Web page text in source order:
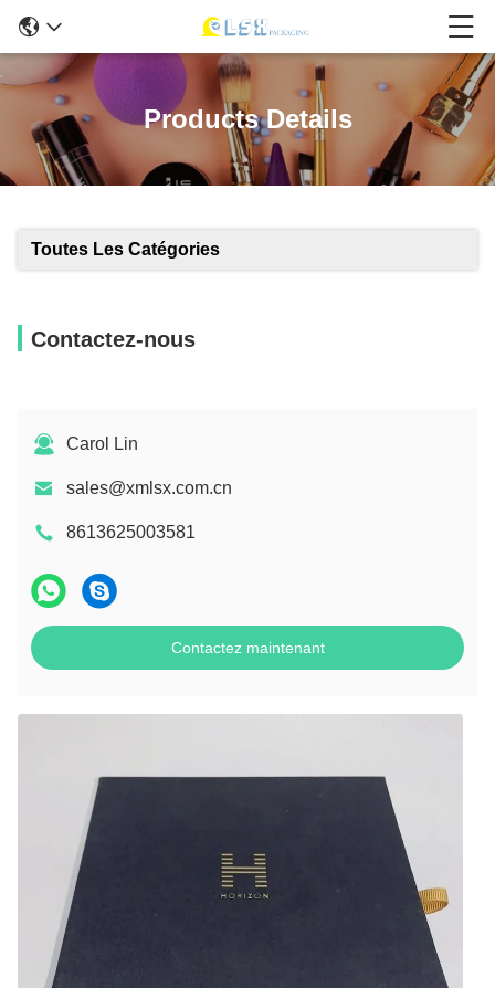
Products Details
Toutes Les Catégories
Contactez-nous
Carol Lin
sales@xmlsx.com.cn
8613625003581
Contactez maintenant